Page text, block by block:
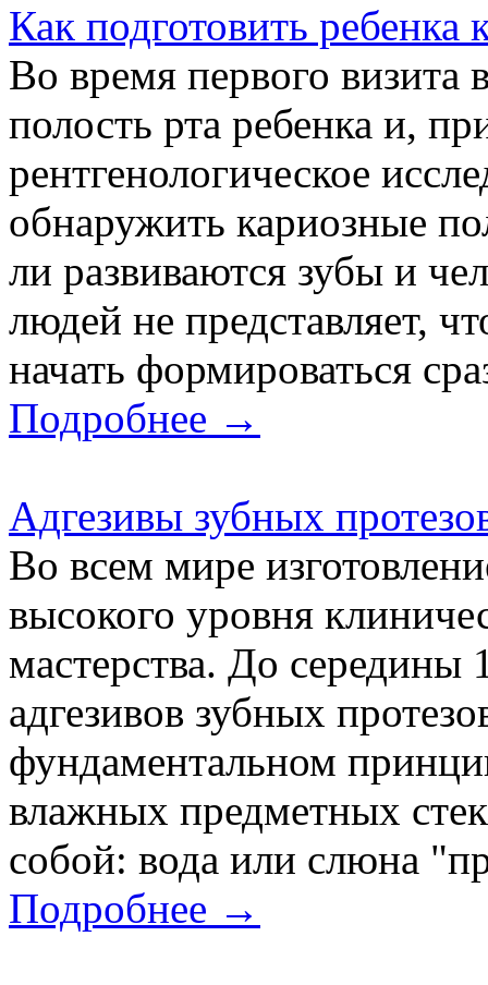
Как подготовить ребенка
Во время первого визита
полость рта ребенка и,
рентгенологическое
обнаружить кариозные
ли развиваются зубы и
людей не представляет,
начать формироваться
Подробнее →
Адгезивы зубных
Во всем мире
высокого уровня
мастерства. До середины
адгезивов зубных
фундаментальном
влажных предметных
собой: вода или слюна
Подробнее →